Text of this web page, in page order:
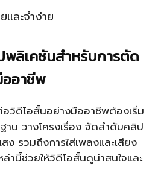
และจำง่าย
พลิเคชันสำหรับการตัด
อาชีพ
วิดีโอสั้นอย่างมืออาชีพต้องเริ่ม
าน วางโครงเรื่อง จัดลำดับคลิป
ง รวมถึงการใส่เพลงและเสียง
ล่านี้ช่วยให้วิดีโอสั้นดูน่าสนใจและ